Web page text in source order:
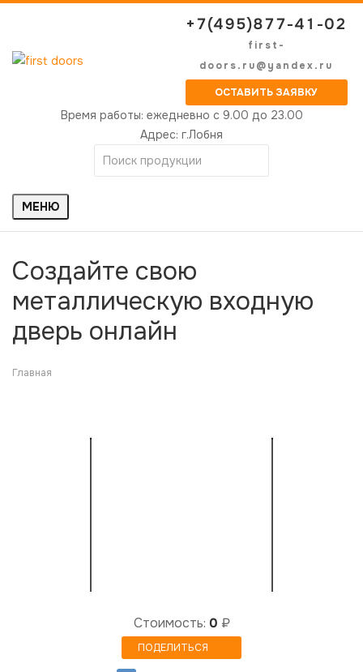
Время работы: ежедневно с 9.00 до 23.00
Адрес: г.Лобня
+7(495)877-41-02
first-
doors.ru@yandex.ru
ОСТАВИТЬ ЗАЯВКУ
МЕНЮ
Создайте свою
металлическую входную
дверь онлайн
Главная
Cтоимость: 0 ₽
ПОДЕЛИТЬСЯ